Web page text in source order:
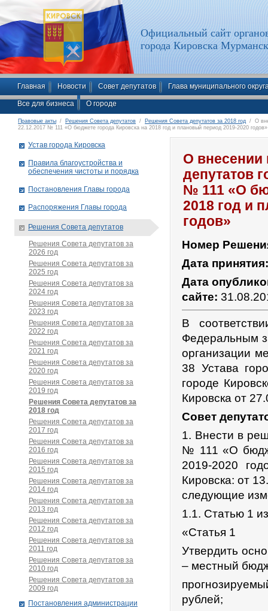
Официальный сайт
города Кировска
Главная Новости Совет депутатов Глава муниципального
Все для бизнеса О городе
Правовые акты / Решения Совета депутатов / Решения Совета депутатов за 2018 год / О
22.12.2017 № 111 «О бюджете города Кировска на 2018 год и плановый период 2019-2020 годов»
О внесении
депутатов
№ 111 «О
2018 год и
годов»
Номер
Дата
Дата
сайте:
В
Федеральным
организации
38 Устава
городе
Кировска от
Совет
1. Внести в
№ 111 «О
2019-2020
Кировска: от
следующие
1.1. Статью 1
«Статья 1
Утвердить
– местный
рублей;
Устав города Кировска
Правила благоустройства и
обеспечения чистоты и порядка
Постановления Главы города
Распоряжения Главы города
Решения Совета депутатов
Решения Совета депутатов за
2026 год
Решения Совета депутатов за
2025 год
Решения Совета депутатов за
2024 год
Решения Совета депутатов за
2023 год
Решения Совета депутатов за
2022 год
Решения Совета депутатов за
2021 год
Решения Совета депутатов за
2020 год
Решения Совета депутатов за
2019 год
Решения Совета депутатов за
2018 год
Решения Совета депутатов за
2017 год
Решения Совета депутатов за
2016 год
Решения Совета депутатов за
2015 год
Решения Совета депутатов за
2014 год
Решения Совета депутатов за
2013 год
Решения Совета депутатов за
2012 год
Решения Совета депутатов за
2011 год
Решения Совета депутатов за
2010 год
Решения Совета депутатов за
2009 год
Постановления администрации